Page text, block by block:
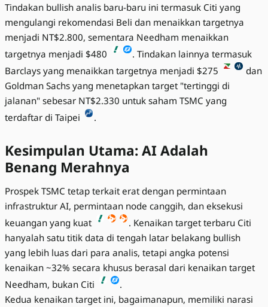
Tindakan bullish analis baru-baru ini termasuk Citi yang
mengulangi rekomendasi Beli dan menaikkan targetnya
menjadi NT$2.800, sementara Needham menaikkan
targetnya menjadi $480
. Tindakan lainnya termasuk
Barclays yang menaikkan targetnya menjadi $275
dan
Goldman Sachs yang menetapkan target "tertinggi di
jalanan" sebesar NT$2.330 untuk saham TSMC yang
terdaftar di Taipei
.
Kesimpulan Utama: AI Adalah
Benang Merahnya
Prospek TSMC tetap terkait erat dengan permintaan
infrastruktur AI, permintaan node canggih, dan eksekusi
keuangan yang kuat
. Kenaikan target terbaru Citi
hanyalah satu titik data di tengah latar belakang bullish
yang lebih luas dari para analis, tetapi angka potensi
kenaikan ~32% secara khusus berasal dari kenaikan target
Needham, bukan Citi
.
Kedua kenaikan target ini, bagaimanapun, memiliki narasi